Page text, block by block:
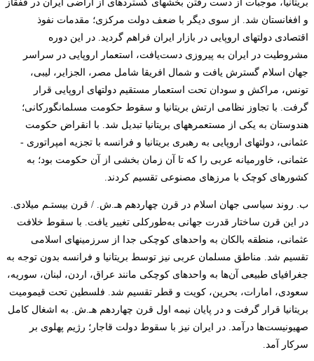
بریتانیا، موجبات از دست رفتن بخش­های گسترده­ای از اراضی ایران در قفقاز
و افغانستان شد. از سوی دیگر با ضعف دولت­ مرکزی؛ مقدمات نفوذ
اقتصادی دولت­های اروپایی در بازار ایران فراهم گردید. در این دوره
مشروطیت در ایران به پیروزی دست‌یافت، استعمار اروپایی در سراسر
جهان اسلام گسترش یافت و شمال افریقا شامل مصر، الجزایر، لیبی،
تونس، مراکش و سودان تحت استعمار مستقیم دولت­های­
اروپایی قرار
گرفت. با تجاوز نظامی ارتش بریتانیا و سقوط حکومت مسلمان­گورکانی؛
هندوستان به یکی از مستعمره­های بریتانیا تبدیل شد. با انقراض حکومت­
عثمانی، دولت­های اروپایی به رهبری بریتانیا و فرانسه با تجزیه امپراتوری ­
عثمانی، خاورمیانه ­عربی را که تا آن زمان بخشی از آن حکومت بود؛ به
کشورهای کوچک با مرزهای مصنوعی تقسیم کردند.
ب. روند سیاسی جهان­ اسلام در قرن چهاردهم­ هـ.­ش. / قرن بیستـم­ میلادی.
در این قرن ساختار قدرت ­جهانی به‌طورکلی تغییر یافت. با سقوط خلافت­
عثمانی، منطقه ­بالکان به واحدهای کوچکی جدا از سرزمین­های ­اسلامی
تقسیم شد. مناطق مسلمان عربی نیز توسط بریتانیا و فرانسه بدون توجه به
جغرافیای ­طبیعی آن‌ها به واحدهای کوچکی مانند عراق، اردن، لبنان، سوریه،
سعودی، امارات، بحرین، کویت و قطر تقسیم شد. فلسطین تحت قیمومیت
بریتانیا قرار گرفت و در پایان نیمه اول قرن چهاردهم ­هـ.ش. به اشغال کامل
صهیونیست‌ها درآمد. در ایران نیز با سقوط دولت­ قاجار؛ رژیم­ پهلوی بر
سرکار آمد.